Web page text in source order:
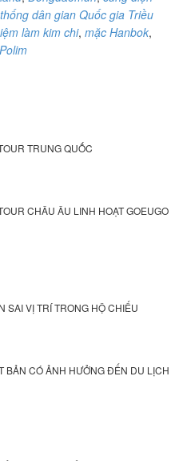
dân gian Quốc gia Triều
làm kim chi, mặc Hanbok,
TRUNG QUỐC
CHÂU ÂU LINH HOẠT GOEUGO
SAI VỊ TRÍ TRONG HỘ CHIẾU
BẢN CÓ ẢNH HƯỞNG ĐẾN DU LỊCH